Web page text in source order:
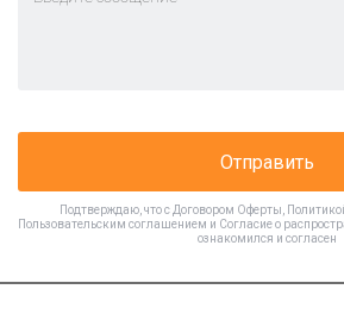
Отправить
Подтверждаю, что с Договором Оферты
Пользовательским соглашением и Согласие о
ознакомился и согласен